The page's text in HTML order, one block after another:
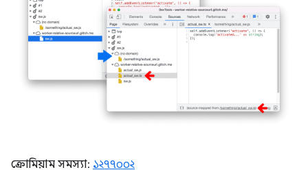
ক্রোমিয়াম সমস্যা: ১২৭৭০০২